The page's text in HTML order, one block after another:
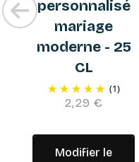
personnalisé
mariage
moderne - 25
CL
(1)
2,29 €
Modifier le